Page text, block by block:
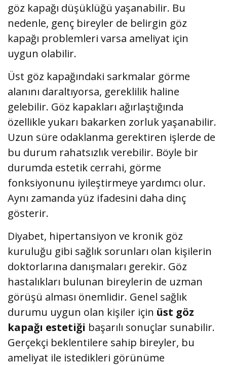
göz kapağı düşüklüğü yaşanabilir. Bu
nedenle, genç bireyler de belirgin göz
kapağı problemleri varsa ameliyat için
uygun olabilir.
Üst göz kapağındaki sarkmalar görme
alanını daraltıyorsa, gereklilik haline
gelebilir. Göz kapakları ağırlaştığında
özellikle yukarı bakarken zorluk yaşanabilir.
Uzun süre odaklanma gerektiren işlerde de
bu durum rahatsızlık verebilir. Böyle bir
durumda estetik cerrahi, görme
fonksiyonunu iyileştirmeye yardımcı olur.
Aynı zamanda yüz ifadesini daha dinç
gösterir.
Diyabet, hipertansiyon ve kronik göz
kuruluğu gibi sağlık sorunları olan kişilerin
doktorlarına danışmaları gerekir. Göz
hastalıkları bulunan bireylerin de uzman
görüşü alması önemlidir. Genel sağlık
durumu uygun olan kişiler için üst göz
kapağı estetiği başarılı sonuçlar sunabilir.
Gerçekçi beklentilere sahip bireyler, bu
ameliyat ile istedikleri görünüme